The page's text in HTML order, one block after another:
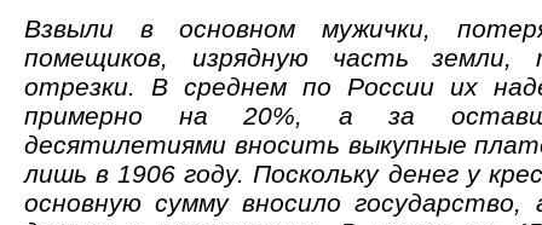
Взвыли в основном мужички,
помещиков, изрядную часть земли,
отрезки. В среднем по России их
примерно на 20%, а за
десятилетиями вносить выкупные
лишь в 1906 году. Поскольку денег у
основную сумму вносило